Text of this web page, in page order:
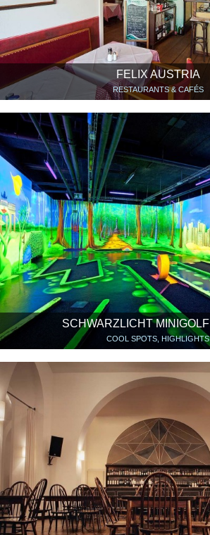
FELIX AUSTRIA
RESTAURANTS & CAFÉS
SCHWARZLICHT
COOL SPOTS, HIGHLIGHTS